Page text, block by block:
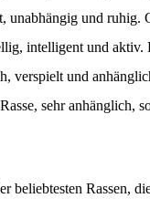
unabhängig und ruhig.
intelligent und
verspielt und
sehr anhänglich,
beliebtesten Rassen,